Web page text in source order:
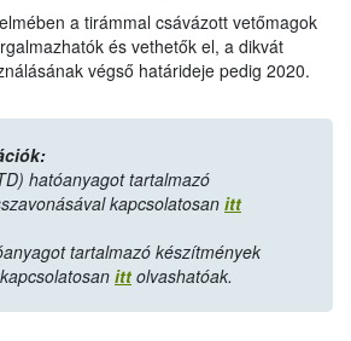
a tirámmal csávázott vetőmagok
és vethetők el, a dikvát
végső határideje pedig 2020.
hatóanyagot tartalmazó
kapcsolatosan itt
tartalmazó készítmények
itt olvashatóak.